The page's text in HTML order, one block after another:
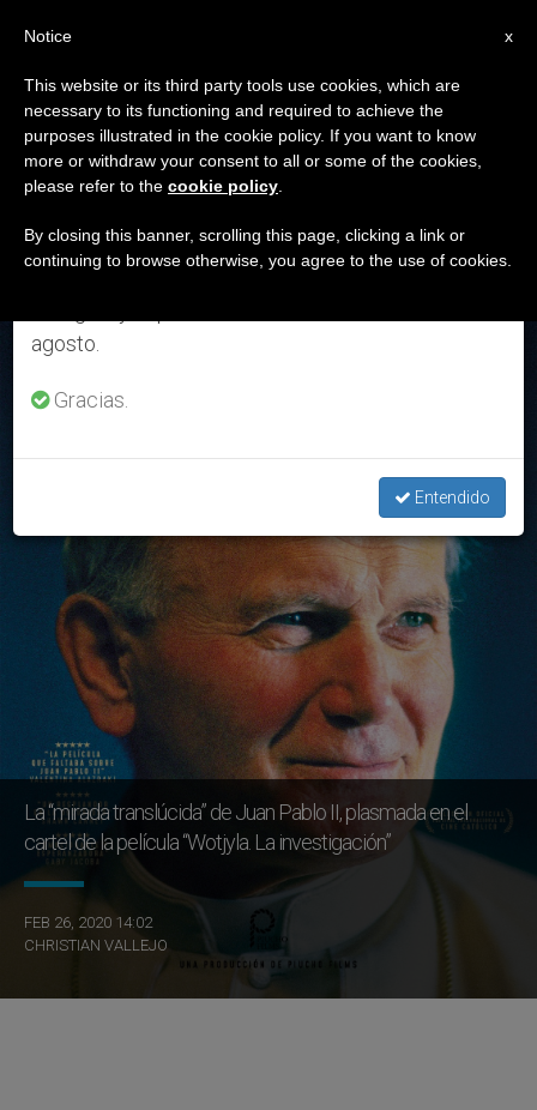
ETIQUETA
Posts Tagged ‘mirada’
ÚLTIMAS NOTICIAS
La “mirada translúcida” de Juan Pablo II, plasmada en el
cartel de la película “Wotjyla. La investigación”
FEB 26, 2020 14:02
CHRISTIAN VALLEJO
×
Aviso importante
Del 27 de julio al 7 de agosto haremos la pausa
anual, aprovechando que en el periodo de verano
se generan menos informaciones y también el
agosto.
Gracias.
Entendido
x
Notice
This website or its third party tools use cookies, which are
necessary to its functioning and required to achieve the
purposes illustrated in the cookie policy. If you want to know
more or withdraw your consent to all or some of the cookies,
please refer to the cookie policy
By closing this banner, scrolling this page, clicking a link or
continuing to browse otherwise, you agree to the use of cookies.